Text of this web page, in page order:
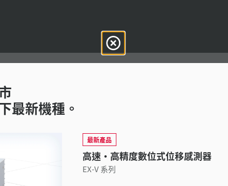
產品規格(PDF)
提供支援: 詢問 KEYENCE
最新機種。
最新產品
高速·高精度數位式位移感測器
EX-V 系列